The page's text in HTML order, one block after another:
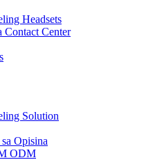
Headsets
Contact Center
Solution
Opisina
ODM